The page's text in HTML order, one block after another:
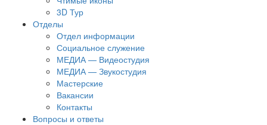
3D Тур
Отделы
Отдел информации
Социальное служение
МЕДИА — Видеостудия
МЕДИА — Звукостудия
Мастерские
Вакансии
Контакты
Вопросы и ответы